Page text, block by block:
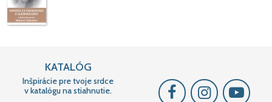
KATALÓG
Inšpirácie pre tvoje srdce
v katalógu na stiahnutie.